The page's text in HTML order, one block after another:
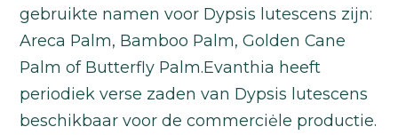
gebruikte namen voor Dypsis lutescens zijn:
Areca Palm, Bamboo Palm, Golden Cane
Palm of Butterfly Palm.Evanthia heeft
periodiek verse zaden van Dypsis lutescens
beschikbaar voor de commerciėle productie.